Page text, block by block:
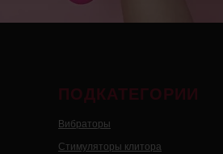
ПОДКАТЕГОРИИ
Вибраторы
Стимуляторы клитора